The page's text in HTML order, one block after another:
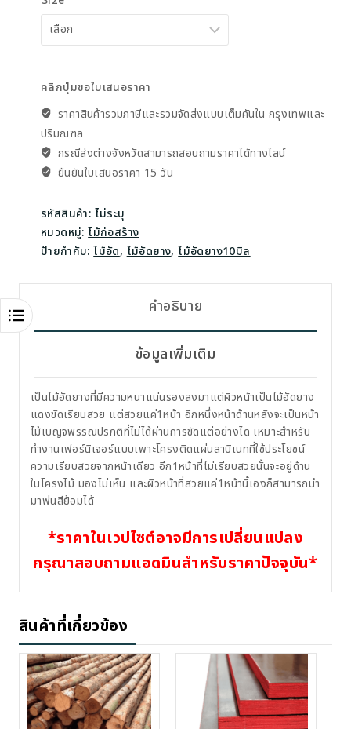
คลิกปุ่มขอใบเสนอราคา
ราคาสินค้ารวมภาษีและรวมจัดส่งแบบเต็มคันใน กรุงเทพและ
ปริมณฑล
กรณีส่งต่างจังหวัดสามารถสอบถาม​ราคาได้ทางไลน์
ยืนยันใบเสนอราคา 15 วัน
รหัสสินค้า: ไม่ระบุ
หมวดหมู่:ไม้ก่อสร้าง
ป้ายกำกับ:ไม้อัด, ไม้อัดยาง,ไม้อัดยาง10มิล
คำอธิบาย
ข้อมูลเพิ่มเติม
เป็นไม้อัดยางที่มีความหนาแน่นรองลงมาแต่ผิวหน้าเป็นไม้อัดยาง
แดงขัดเรียบสวย แต่สวยแค่1หน้า อีกหนึ่งหน้าด้านหลังจะเป็นหน้า
ไม้เบญจพรรณปรกติที่ไม่ได้ผ่านการขัดแต่อย่างได เหมาะสำหรับ
ทำงานเฟอร์นิเจอร์แบบเพาะโครงติดแผ่นลาบิเนทที่ใช้ประโยชน์
ความเรียบสวยจากหน้าเดียว อีก1หน้าที่ไม่เรียบสวยนั้นจะอยู่ด้าน
ในโครงไม้ มองไม่เห็น และผิวหน้าที่สวยแค่1หน้านี้เองก็สามารถนำ
มาพ่นสีย้อมได้
*ราคาในเวปไซต์อาจมีการเปลี่ยนแปลง
กรุณาสอบถามแอดมินสำหรับราคาปัจจุบัน*
สินค้าที่เกี่ยวข้อง